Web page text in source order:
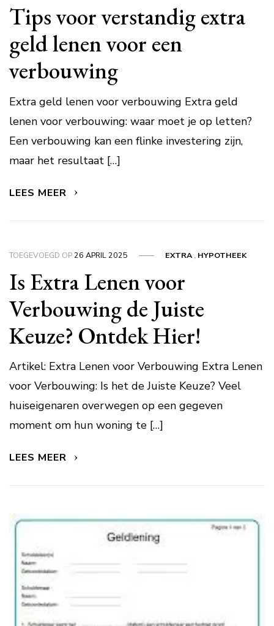
Tips voor verstandig extra
geld lenen voor een
verbouwing
Extra geld lenen voor verbouwing Extra geld
lenen voor verbouwing: waar moet je op letten?
Een verbouwing kan een flinke investering zijn,
maar het resultaat […]
LEES MEER
TOEGEVOEGD OP26 APRIL 2025 EXTRA, HYPOTHEEK
Is Extra Lenen voor
Verbouwing de Juiste
Keuze? Ontdek Hier!
Artikel: Extra Lenen voor Verbouwing Extra Lenen
voor Verbouwing: Is het de Juiste Keuze? Veel
huiseigenaren overwegen op een gegeven
moment om hun woning te […]
LEES MEER